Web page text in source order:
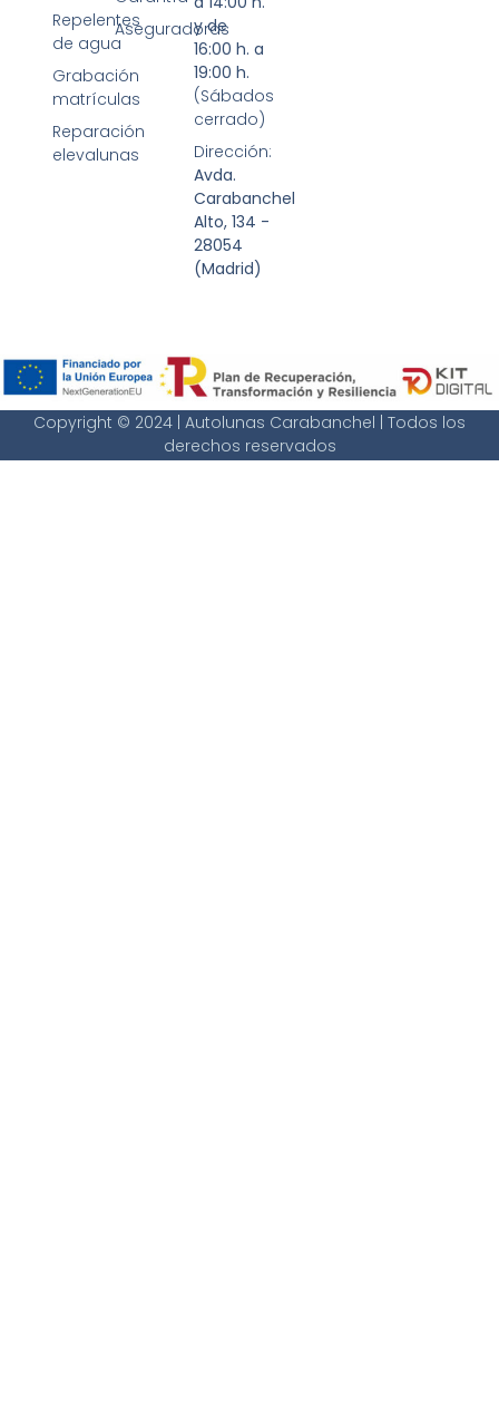
Repelentes
de agua
Grabación
matrículas
Reparación
elevalunas
Aseguradoras
y de
16:00 h. a
19:00 h.
(Sábados
cerrado)
Dirección:
Avda.
Carabanchel
Alto, 134 -
28054
(Madrid)
Copyright © 2024 | Autolunas Carabanchel | Todos los
derechos reservados